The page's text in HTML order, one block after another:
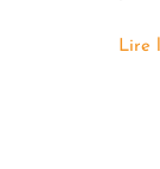
Lire